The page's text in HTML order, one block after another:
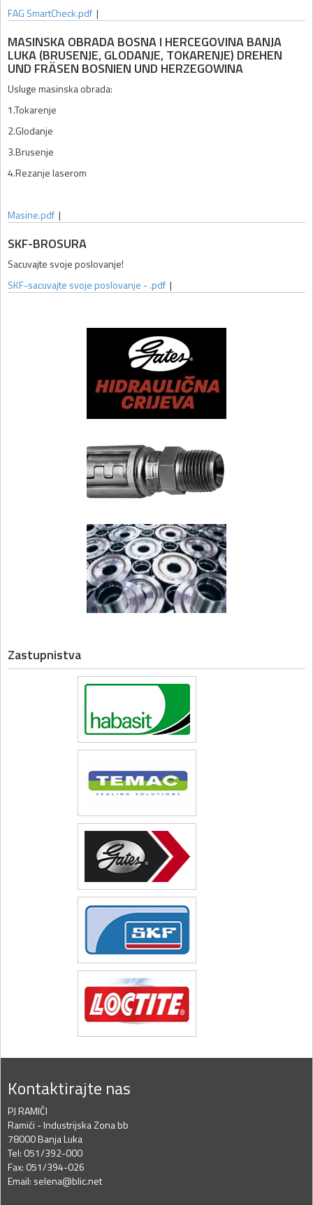
FAG SmartCheck.pdf|
MASINSKA OBRADA BOSNA I HERCEGOVINA BANJA
LUKA (BRUSENJE, GLODANJE, TOKARENJE) DREHEN
UND FRÄSEN BOSNIEN UND HERZEGOWINA
Usluge masinska obrada:
1.Tokarenje
2.Glodanje
3.Brusenje
4.Rezanje laserom
Masine.pdf|
SKF-BROSURA
Sacuvajte svoje poslovanje!
SKF-sacuvajte svoje poslovanje - .pdf|
Zastupnistva
Kontaktirajte nas
PJ RAMIĆI
Ramići - Industrijska Zona bb
78000 Banja Luka
Tel: 051/392-000
Fax: 051/394-026
Email: selena@blic.net